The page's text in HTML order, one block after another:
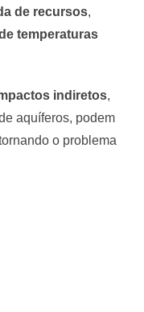
de recursos,
temperaturas
indiretos,
aquíferos, podem
o problema